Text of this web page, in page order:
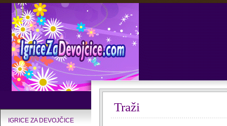
IGRICE ZA DEVOJČICE
Traži